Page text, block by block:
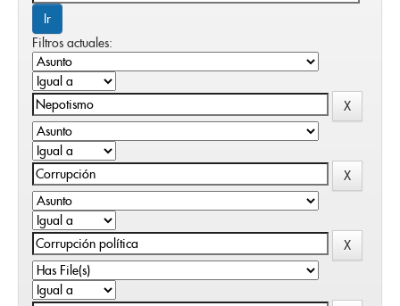
Filtros actuales: